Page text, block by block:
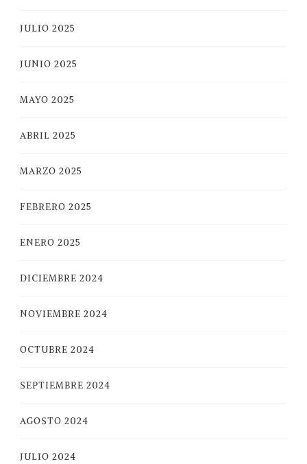
JULIO 2025
JUNIO 2025
MAYO 2025
ABRIL 2025
MARZO 2025
FEBRERO 2025
ENERO 2025
DICIEMBRE 2024
NOVIEMBRE 2024
OCTUBRE 2024
SEPTIEMBRE 2024
AGOSTO 2024
JULIO 2024